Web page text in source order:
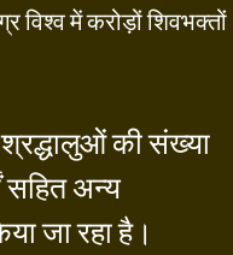
विश्व में करोड़ों शिवभक्तों
की संख्या
सहित अन्य
जा रहा है।